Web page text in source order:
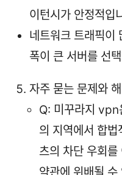
이턴시가 안정적입
네트워크 트래픽이
폭이 큰 서버를 선
자주 묻는 문제와
Q: 미꾸라지 vpn
의 지역에서 합
츠의 차단 우회